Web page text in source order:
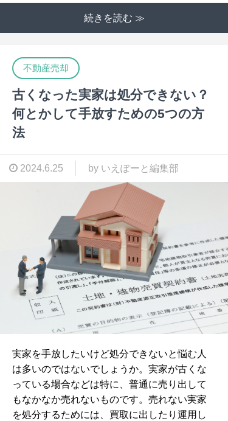
続きを読む ≫
不動産売却
古くなった実家は処分できない？
何とかして手放すための5つの方
法
2024.6.25 by いえぽーと編集部
実家を手放したいけど処分できないと悩む人
は多いのではないでしょうか。実家が古くな
っている場合などは特に、普通に売り出して
もなかなか売れないものです。売れない実家
を処分するためには、買取に出したり運用し